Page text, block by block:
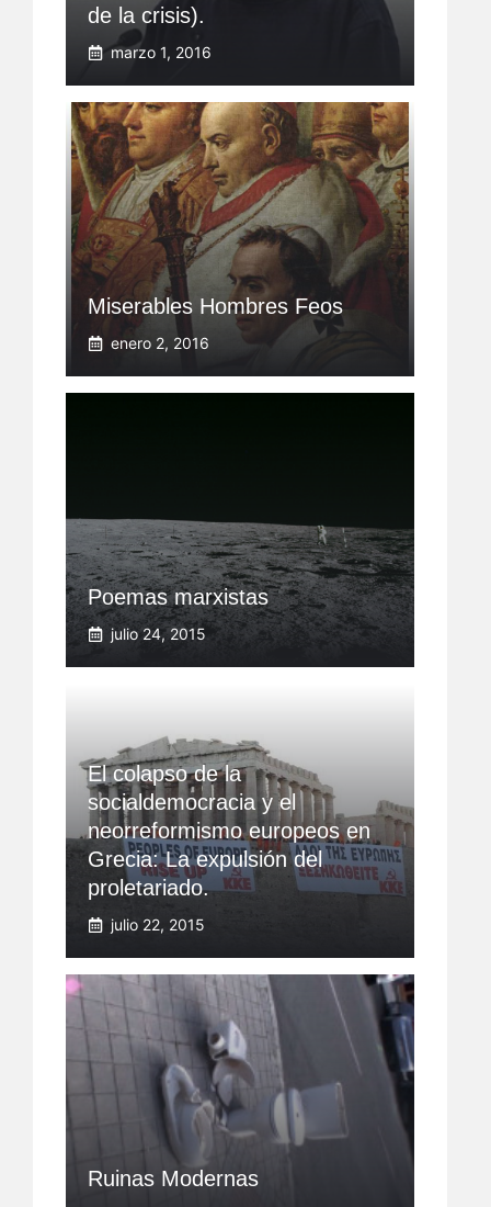
de la crisis).
marzo 1, 2016
Miserables Hombres Feos
enero 2, 2016
Poemas marxistas
julio 24, 2015
El colapso de la
socialdemocracia y el
neorreformismo europeos en
Grecia: La expulsión del
proletariado.
julio 22, 2015
Ruinas Modernas